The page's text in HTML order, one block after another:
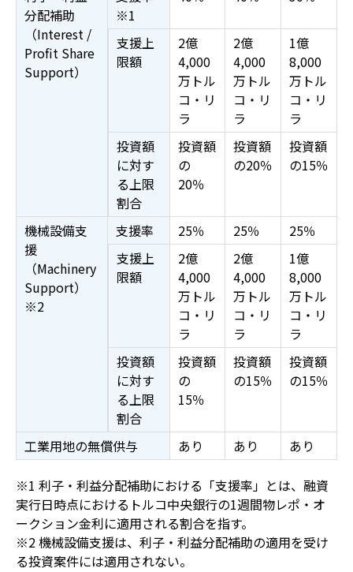
分配補助
（Interest/
Profit Share
Support）
※1
支援上
限額
2億
4,000
万トル
コ・リ
ラ
2億
4,000
万トル
コ・リ
ラ
1億
8,000
万トル
コ・リ
ラ
投資額
に対す
る上限
割合
投資額
の
20％
投資額
の20％
投資額
の15％
機械設備支
援
（Machinery
Support）
※2
支援率 25％ 25％
25％
支援上
限額
2億
4,000
万トル
コ・リ
ラ
2億
4,000
万トル
コ・リ
ラ
1億
8,000
万トル
コ・リ
ラ
投資額
に対す
る上限
割合
投資額
の
15％
投資額
の15％
投資額
の15％
工業用地の無償供与 あり あり あり
※1 利子・利益分配補助における「支援率」とは、融資
実行日時点におけるトルコ中央銀行の1週間物レポ・オ
ークション金利に適用される割合を指す。
※2 機械設備支援は、利子・利益分配補助の適用を受け
る投資案件には適用されない。